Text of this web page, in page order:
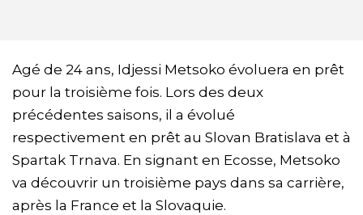
Agé de 24 ans, Idjessi Metsoko évoluera en prêt
pour la troisième fois. Lors des deux
précédentes saisons, il a évolué
respectivement en prêt au Slovan Bratislava et à
Spartak Trnava. En signant en Ecosse, Metsoko
va découvrir un troisième pays dans sa carrière,
après la France et la Slovaquie.